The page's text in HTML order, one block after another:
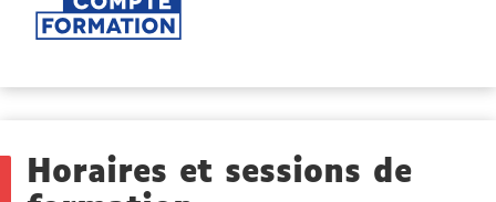
Horaires et sessions de